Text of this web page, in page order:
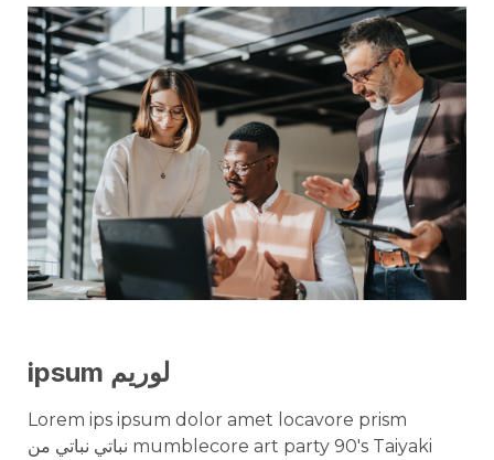
لوريم ipsum
Lorem ips ipsum dolor amet locavore prism
mumblecore art party 90's Taiyaki نباتي نباتي من